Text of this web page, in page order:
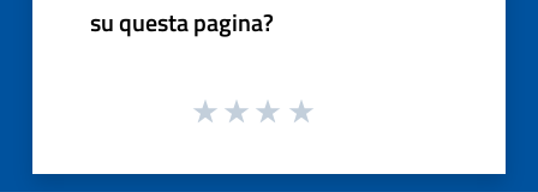
su questa pagina?